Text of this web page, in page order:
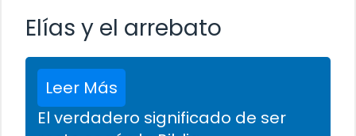
Elías y el arrebato
Leer Más
El verdadero significado de ser